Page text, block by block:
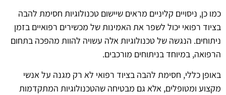
כמו כן, ניסויים קליניים מראים שיישום טכנולוגיות חסימת להבה
בציוד רפואי יכול לשפר את האמינות של מכשירים רפואיים בזמן
ניתוחים. הנגשה של טכנולוגיות אלה עשויה להוות מהפכה בתחום
הרפואה, במיוחד בניתוחים מורכבים.
באופן כללי, חסימת להבה בציוד רפואי לא רק מגנה על אנשי
מקצוע ומטופלים, אלא גם מבטיחה שהטכנולוגיות המתקדמות